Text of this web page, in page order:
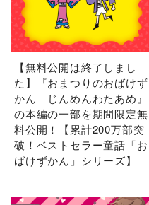
【無料公開は終了しまし
た】『おまつりのおばけず
かん じんめんわたあめ』
の本編の一部を期間限定無
料公開！【累計200万部突
破！ベストセラー童話「お
ばけずかん」シリーズ】